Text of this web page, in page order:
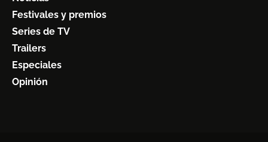
Festivales y premios
Series de TV
Trailers
Especiales
Opinión